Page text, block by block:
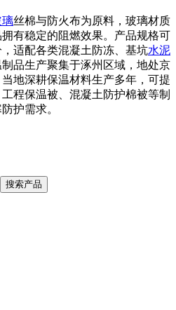
璃丝棉与防火布为原料，玻璃材质
有稳定的阻燃效果。产品规格可
适配各类混凝土防冻、基坑水泥
品生产聚集于涿州区域，地处京
地深耕保温材料生产多年，可提
程保温被、混凝土防护棉被等制
护需求。
搜索产品